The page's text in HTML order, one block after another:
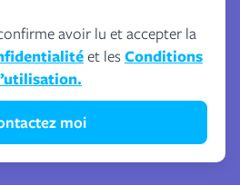
avoir lu et accepter la
et lesConditions